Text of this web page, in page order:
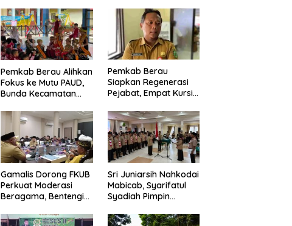
Pemkab Berau Alihkan
Fokus ke Mutu PAUD,
Bunda Kecamatan
Pengawasan
Pemkab Berau
Siapkan Regenerasi
Pejabat, Empat Kursi
Diisi
Gamalis Dorong FKUB
Perkuat Moderasi
Beragama, Bentengi
Pemecah Persatuan
Sri Juniarsih Nahkodai
Mabicab, Syarifatul
Syadiah Pimpin
Berau 2026–2031